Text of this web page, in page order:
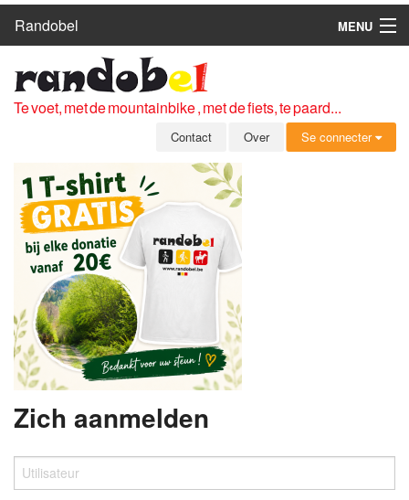
Randobel
MENU
ROUTES
CLUBS
OVER
LEDEN
ZICH AANMELDEN
GRATIS REGISTRATIE
WACHTWOORD VERGETEN
Te voet, met de mountainbike , met de fiets, te paard...
Contact Over Se connecter
Zich aanmelden